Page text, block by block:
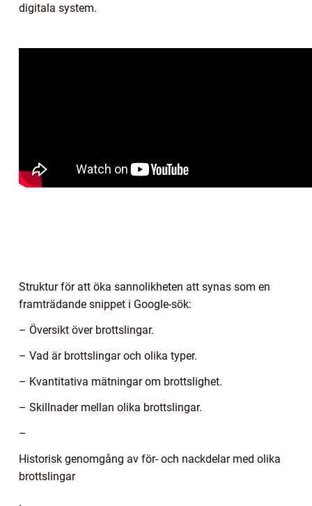
digitala system.
Struktur för att öka sannolikheten att synas som en
framträdande snippet i Google-sök:
– Översikt över brottslingar.
– Vad är brottslingar och olika typer.
– Kvantitativa mätningar om brottslighet.
– Skillnader mellan olika brottslingar.
–
Historisk genomgång av för- och nackdelar med olika
brottslingar
.